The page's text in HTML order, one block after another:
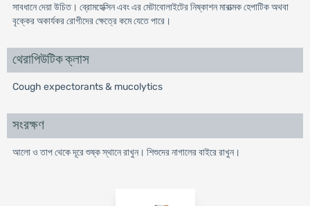
সাবধানে দেয়া উচিত। ব্রোমহেক্সিন এবং এর মেটাবোলাইটের নিষ্কাশন মারাত্মক হেপাটিক অথবা
বৃক্কের অকার্যকর রোগীদের ক্ষেত্রে কমে যেতে পারে।
থেরাপিউটিক ক্লাস
Cough expectorants & mucolytics
সংরক্ষণ
আলো ও তাপ থেকে দূরে শুষ্ক স্থানে রাখুন। শিশুদের নাগালের বাইরে রাখুন।